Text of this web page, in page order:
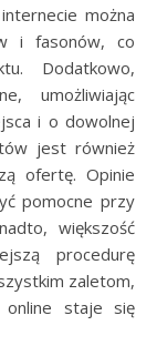
można
i fasonów, co
Dodatkowo,
umożliwiając
i o dowolnej
jest również
ofertę. Opinie
pomocne przy
większość
procedurę
zaletom,
online staje się